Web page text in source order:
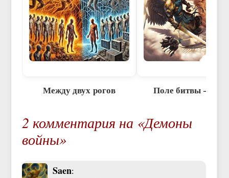
Между двух рогов Поле битвы –
2 комментария на «Демоны
войны»
Saen: